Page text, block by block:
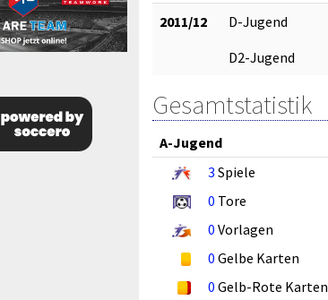
2011/12 D-Jugend
D2-Jugend
Gesamtstatistik
A-Jugend
3 Spiele
0 Tore
0 Vorlagen
0 Gelbe Karten
0 Gelb-Rote Karten